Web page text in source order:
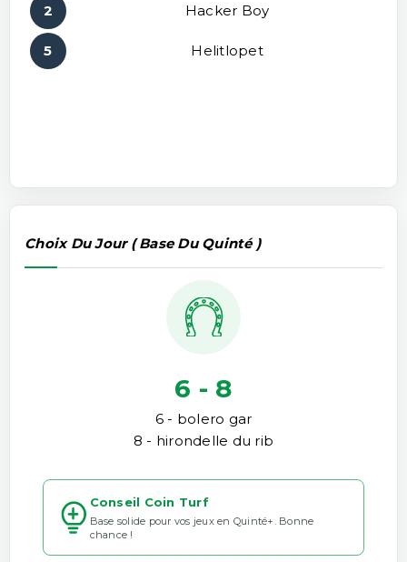
2 Hacker Boy
5 Helitlopet
Choix Du Jour ( Base Du Quinté )
6 - 8
6 - bolero gar
8 - hirondelle du rib
Conseil Coin Turf
Base solide pour vos jeux en Quinté+. Bonne
chance !